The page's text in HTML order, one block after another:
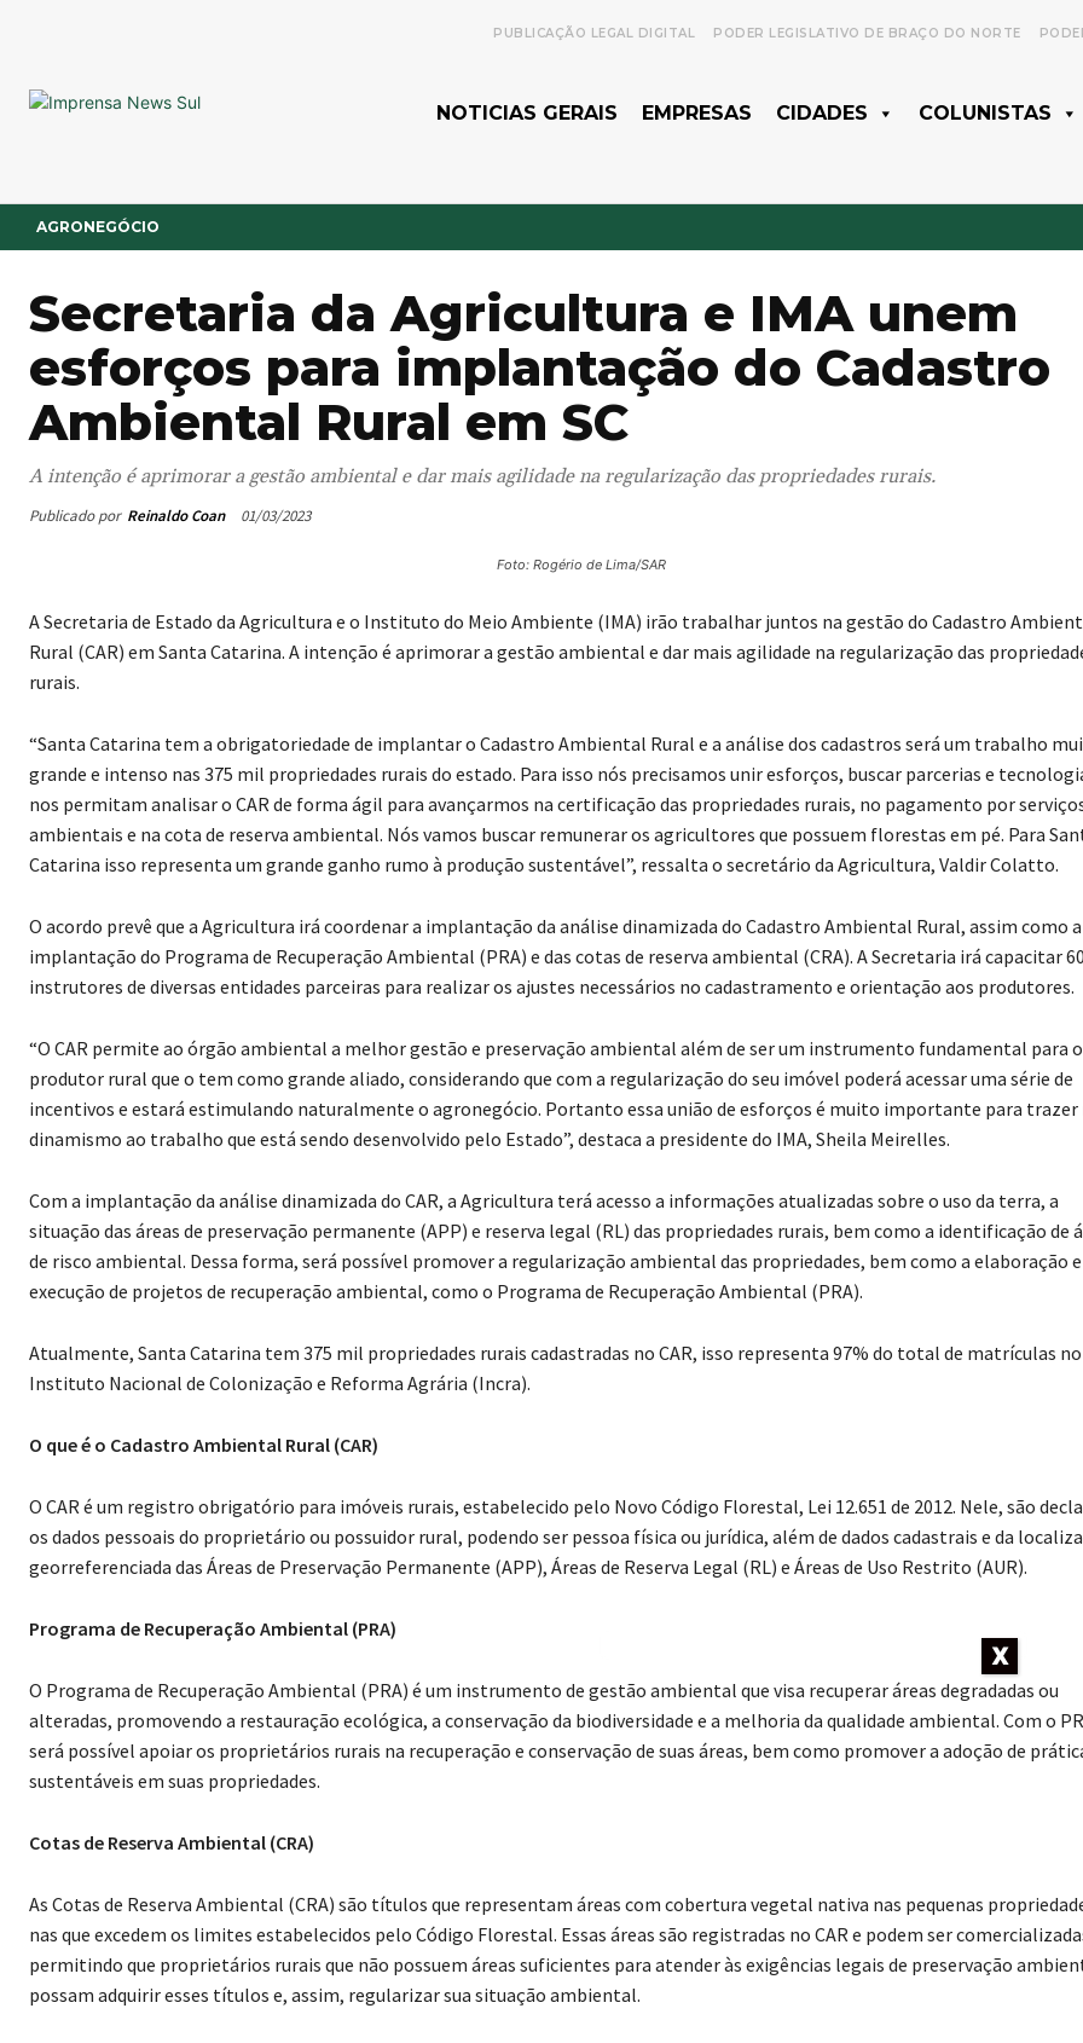
PUBLICAÇÃO LEGAL DIGITAL PODER LEGISLATIVO DE BRAÇO DO NORTE
NOTICIAS GERAIS EMPRESAS CIDADES COLUNISTAS
AGRONEGÓCIO
Secretaria da Agricultura e IMA unem
esforços para implantação do Cadastro
Ambiental Rural em SC
A intenção é aprimorar a gestão ambiental e dar mais agilidade na regularização das propriedades rurais.
Publicado por Reinaldo Coan 01/03/2023
Foto: Rogério de Lima/SAR
A Secretaria de Estado da Agricultura e o Instituto do Meio Ambiente (IMA) irão trabalhar juntos na gestão do Cadastro
Rural (CAR) em Santa Catarina. A intenção é aprimorar a gestão ambiental e dar mais agilidade na regularização das
rurais.
“Santa Catarina tem a obrigatoriedade de implantar o Cadastro Ambiental Rural e a análise dos cadastros será um trabalho
grande e intenso nas 375 mil propriedades rurais do estado. Para isso nós precisamos unir esforços, buscar parcerias e
nos permitam analisar o CAR de forma ágil para avançarmos na certificação das propriedades rurais, no pagamento por
ambientais e na cota de reserva ambiental. Nós vamos buscar remunerar os agricultores que possuem florestas em pé. Para
Catarina isso representa um grande ganho rumo à produção sustentável”, ressalta o secretário da Agricultura, Valdir Colatto.
O acordo prevê que a Agricultura irá coordenar a implantação da análise dinamizada do Cadastro Ambiental Rural, assim como a
implantação do Programa de Recuperação Ambiental (PRA) e das cotas de reserva ambiental (CRA). A Secretaria irá capacitar
instrutores de diversas entidades parceiras para realizar os ajustes necessários no cadastramento e orientação aos produtores.
“O CAR permite ao órgão ambiental a melhor gestão e preservação ambiental além de ser um instrumento fundamental para o
produtor rural que o tem como grande aliado, considerando que com a regularização do seu imóvel poderá acessar uma série de
incentivos e estará estimulando naturalmente o agronegócio. Portanto essa união de esforços é muito importante para trazer
dinamismo ao trabalho que está sendo desenvolvido pelo Estado”, destaca a presidente do IMA, Sheila Meirelles.
Com a implantação da análise dinamizada do CAR, a Agricultura terá acesso a informações atualizadas sobre o uso da terra, a
situação das áreas de preservação permanente (APP) e reserva legal (RL) das propriedades rurais, bem como a identificação de
de risco ambiental. Dessa forma, será possível promover a regularização ambiental das propriedades, bem como a elaboração e
execução de projetos de recuperação ambiental, como o Programa de Recuperação Ambiental (PRA).
Atualmente, Santa Catarina tem 375 mil propriedades rurais cadastradas no CAR, isso representa 97% do total de matrículas no
Instituto Nacional de Colonização e Reforma Agrária (Incra).
O que é o Cadastro Ambiental Rural (CAR)
O CAR é um registro obrigatório para imóveis rurais, estabelecido pelo Novo Código Florestal, Lei 12.651 de 2012. Nele, são
os dados pessoais do proprietário ou possuidor rural, podendo ser pessoa física ou jurídica, além de dados cadastrais e da
georreferenciada das Áreas de Preservação Permanente (APP), Áreas de Reserva Legal (RL) e Áreas de Uso Restrito (AUR).
Programa de Recuperação Ambiental (PRA)
O Programa de Recuperação Ambiental (PRA) é um instrumento de gestão ambiental que visa recuperar áreas degradadas ou
alteradas, promovendo a restauração ecológica, a conservação da biodiversidade e a melhoria da qualidade ambiental. Com o
será possível apoiar os proprietários rurais na recuperação e conservação de suas áreas, bem como promover a adoção de
sustentáveis em suas propriedades.
Cotas de Reserva Ambiental (CRA)
As Cotas de Reserva Ambiental (CRA) são títulos que representam áreas com cobertura vegetal nativa nas pequenas
nas que excedem os limites estabelecidos pelo Código Florestal. Essas áreas são registradas no CAR e podem ser
permitindo que proprietários rurais que não possuem áreas suficientes para atender às exigências legais de preservação
possam adquirir esses títulos e, assim, regularizar sua situação ambiental.
X